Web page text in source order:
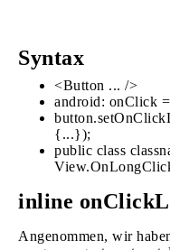
Syntax
<Button ... />
android: onClick
{...});
public class
inline
Angenommen, wir